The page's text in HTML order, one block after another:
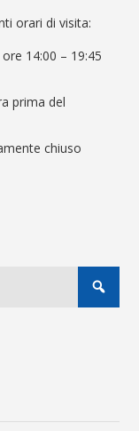
orari di visita:
ore 14:00 – 19:45
prima del
chiuso